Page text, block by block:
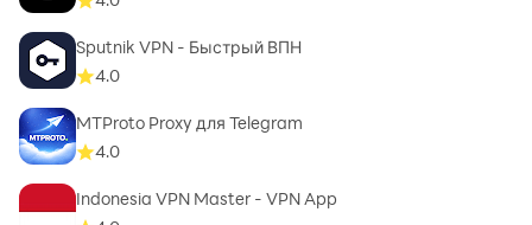
Sputnik VPN - Быстрый ВПН
4.0
MTProto Proxy для Telegram
4.0
Indonesia VPN Master - VPN App